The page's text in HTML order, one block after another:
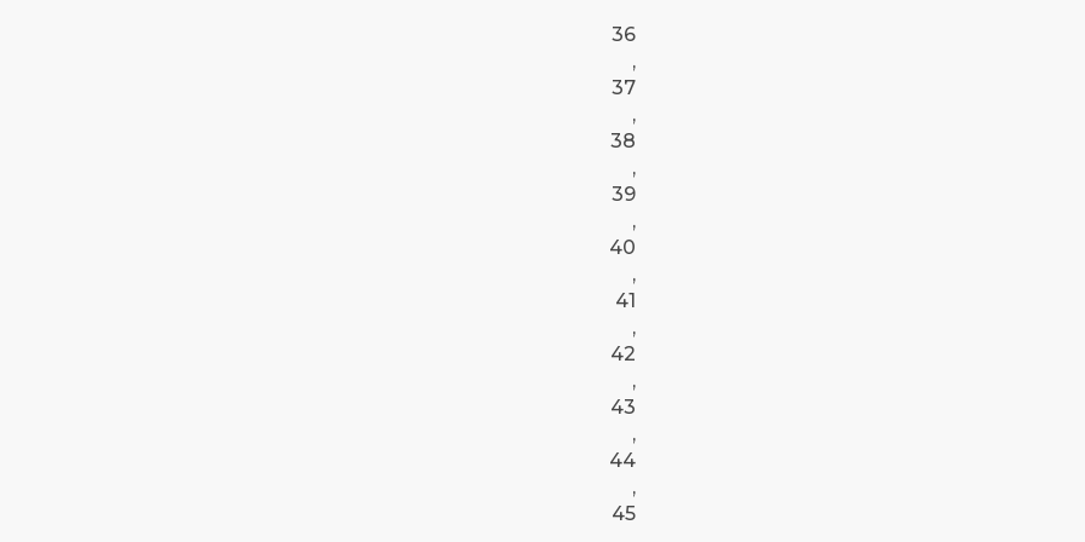
36
,
37
,
38
,
39
,
40
,
41
,
42
,
43
,
44
,
45